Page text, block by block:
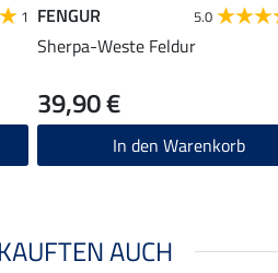
1 FENGUR 5.0
Sherpa-Weste Feldur
39,90 €
In den Warenkorb
AUCH